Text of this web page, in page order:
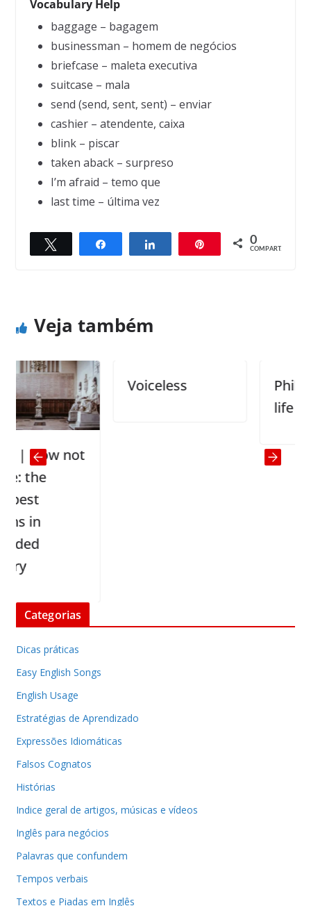
Vocabulary Help
baggage – bagagem
businessman – homem de negócios
briefcase – maleta executiva
suitcase – mala
send (send, sent, sent) – enviar
cashier – atendente, caixa
blink – piscar
taken aback – surpreso
I’m afraid – temo que
last time – última vez
Compartilhar Compartilhar 0
COMPART.
← Previous
Next →
Veja também
not
Voiceless
Categorias
Dicas práticas
Easy English Songs
English Usage
Estratégias de Aprendizado
Expressões Idiomáticas
Falsos Cognatos
Histórias
Indice geral de artigos, músicas e vídeos
Inglês para negócios
Palavras que confundem
Tempos verbais
Textos e Piadas em Inglês